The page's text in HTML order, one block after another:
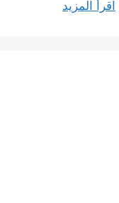
اقرأ المزيد